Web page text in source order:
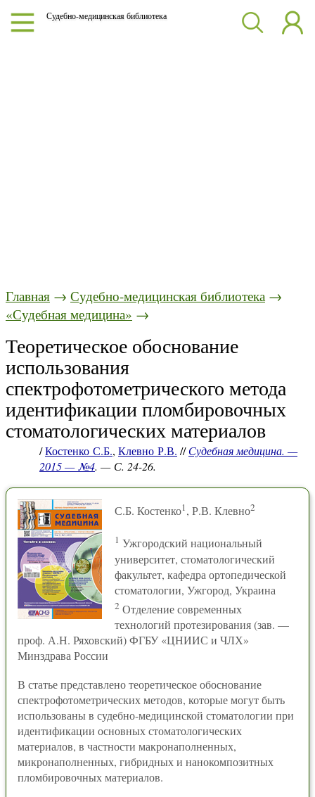
Судебно-медицинская библиотека
Главная → Судебно-медицинская библиотека →
«Судебная медицина» →
Теоретическое обоснование
использования
спектрофотометрического метода
идентификации пломбировочных
стоматологических материалов
/Костенко С.Б., Клевно Р.В. //Судебная медицина. —
2015 — №4. — С. 24-26.
С.Б. Костенко1, Р.В. Клевно2
1 Ужгородский национальный
университет, стоматологический
факультет, кафедра ортопедической
стоматологии, Ужгород, Украина
2 Отделение современных
технологий протезирования (зав. —
проф. А.Н. Ряховский) ФГБУ «ЦНИИС и ЧЛХ»
Минздрава России
В статье представлено теоретическое обоснование
спектрофотометрических методов, которые могут быть
использованы в судебно-медицинской стоматологии при
идентификации основных стоматологических
материалов, в частности макронаполненных,
микронаполненных, гибридных и нанокомпозитных
пломбировочных материалов.